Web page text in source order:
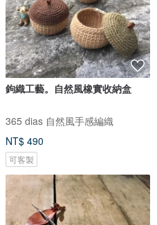
鉤織工藝。自然風橡實收納盒
365 dias 自然風手感編織
NT$ 490
可客製